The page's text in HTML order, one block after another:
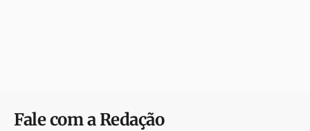
Fale com a Redação